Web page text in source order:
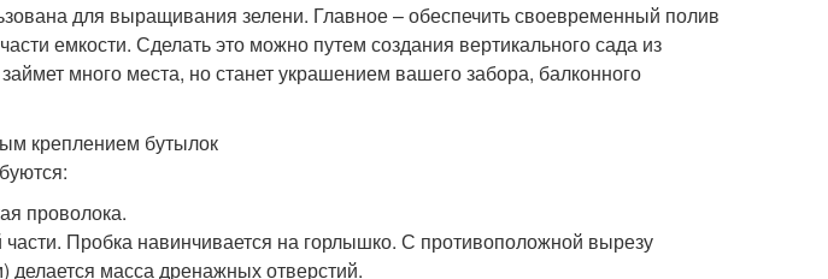
для выращивания зелени. Главное – обеспечить своевременный полив
емкости. Сделать это можно путем создания вертикального сада из
много места, но станет украшением вашего забора, балконного
креплением бутылок
проволока.
Пробка навинчивается на горлышко. С противоположной вырезу
масса дренажных отверстий.